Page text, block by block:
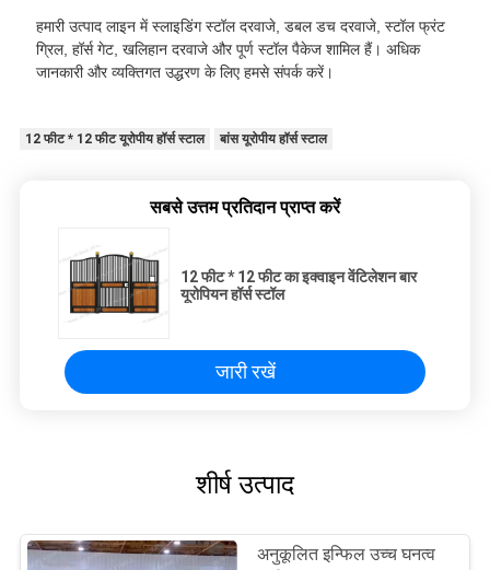
हमारी उत्पाद लाइन में स्लाइडिंग स्टॉल दरवाजे, डबल डच दरवाजे, स्टॉल फ्रंट
ग्रिल, हॉर्स गेट, खलिहान दरवाजे और पूर्ण स्टॉल पैकेज शामिल हैं। अधिक
जानकारी और व्यक्तिगत उद्धरण के लिए हमसे संपर्क करें।
12 फीट * 12 फीट यूरोपीय हॉर्स स्टाल बांस यूरोपीय हॉर्स स्टाल
सबसे उत्तम प्रतिदान प्राप्त करें
12 फीट * 12 फीट का इक्वाइन वेंटिलेशन बार
यूरोपियन हॉर्स स्टॉल
जारी रखें
शीर्ष उत्पाद
अनुकूलित इन्फिल उच्च घनत्व